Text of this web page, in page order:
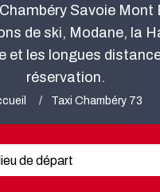
Chambéry Savoie Mont
de ski, Modane, la
et les longues
réservation.
Taxi Chambéry 73